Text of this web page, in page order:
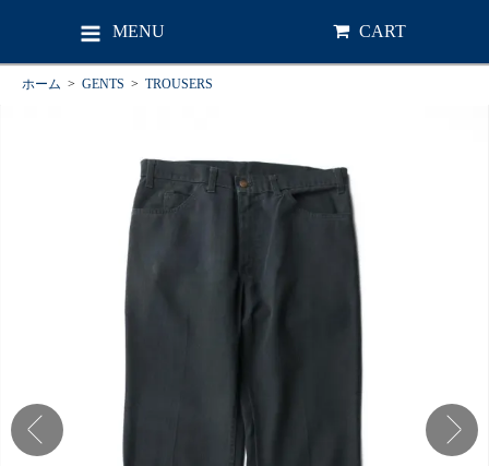
MENU CART
ホーム > GENTS > TROUSERS